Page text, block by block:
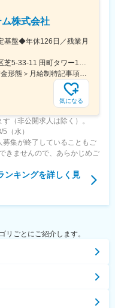
株式会社
基盤◆年休126日／残業月
気になる
（非公開求人は除く）。
（水）
集が終了していることもご
きませんので、あらかじめご
ンキングを詳しく見
ごとにご紹介します。